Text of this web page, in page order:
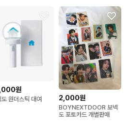
원
도 원더스틱 대여 2,000원
BOYNEXTDOOR 보넥
도 포토카드 개별판매